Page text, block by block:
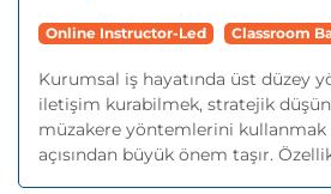
Online Instructor-Led Classroom
Kurumsal iş hayatında üst düzey
iletişim kurabilmek, stratejik
müzakere yöntemlerini kullanmak
açısından büyük önem taşır.